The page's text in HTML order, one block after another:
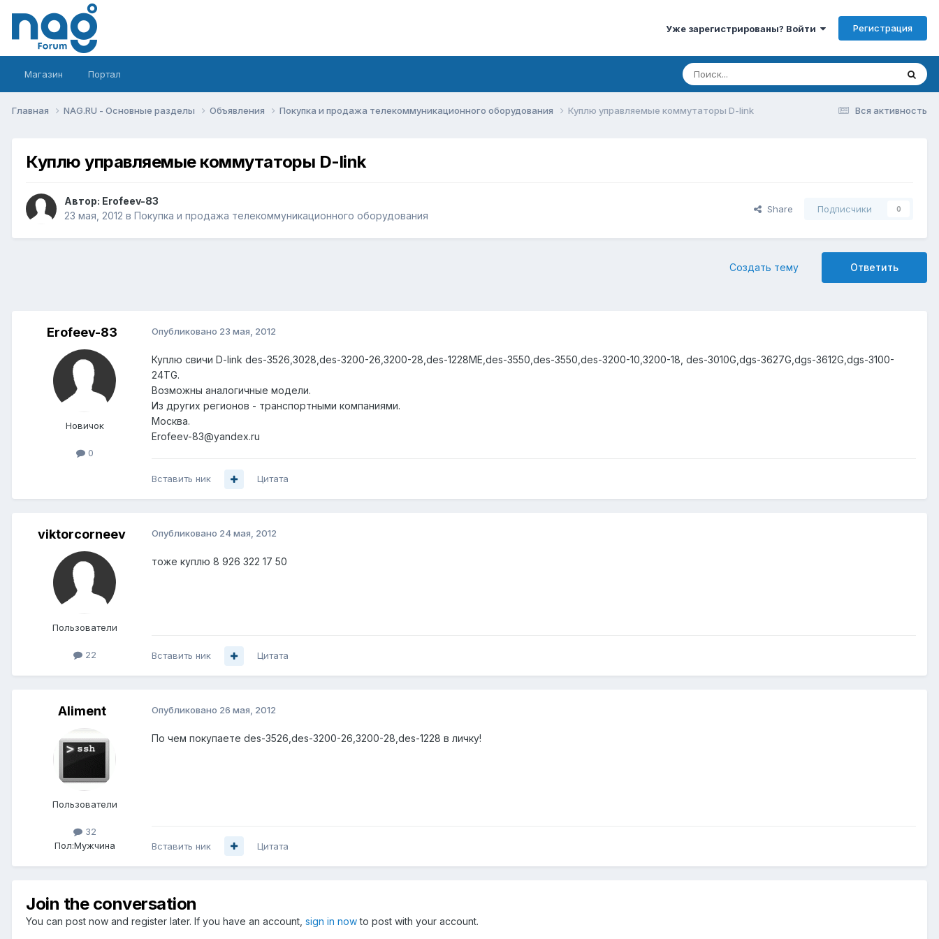
Уже зарегистрированы? Войти Регистрация
Магазин Портал
Вся активность
Главная NAG.RU - Основные разделы Объявления Покупка и продажа телекоммуникационного оборудования Куплю управляемые коммутаторы D-link
Куплю управляемые коммутаторы D-link
Автор: Erofeev-83
23 мая, 2012 в Покупка и продажа телекоммуникационного оборудования
Share Подписчики 0
Ответить
Создать тему
Erofeev-83
Новичок
0
Опубликовано 23 мая, 2012
Куплю свичи D-link des-3526,3028,des-3200-26,3200-28,des-1228ME,des-3550,des-3550,des-3200-10,3200-18, des-3010G,dgs-3627G,dgs-3612G,dgs-3100-
24TG.
Возможны аналогичные модели.
Из других регионов - транспортными компаниями.
Москва.
Erofeev-83@yandex.ru
Вставить ник Цитата
viktorcorneev
Пользователи
22
Опубликовано 24 мая, 2012
тоже куплю 8 926 322 17 50
Вставить ник Цитата
Aliment
Пользователи
32
Пол:Мужчина
Опубликовано 26 мая, 2012
По чем покупаете des-3526,des-3200-26,3200-28,des-1228 в личку!
Вставить ник Цитата
Join the conversation
You can post now and register later. If you have an account, sign in nowto post with your account.